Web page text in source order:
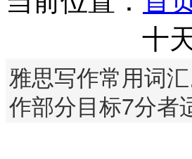
十
雅思写作常用词
作部分目标7分者